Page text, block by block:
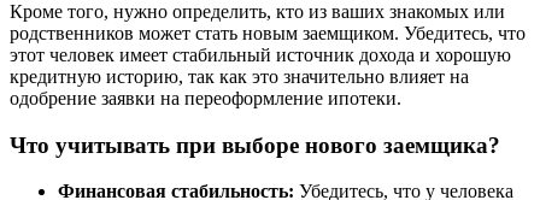
Кроме того, нужно определить, кто из ваших знакомых или
родственников может стать новым заемщиком. Убедитесь, что
этот человек имеет стабильный источник дохода и хорошую
кредитную историю, так как это значительно влияет на
одобрение заявки на переоформление ипотеки.
Что учитывать при выборе нового заемщика?
Финансовая стабильность: Убедитесь, что у человека